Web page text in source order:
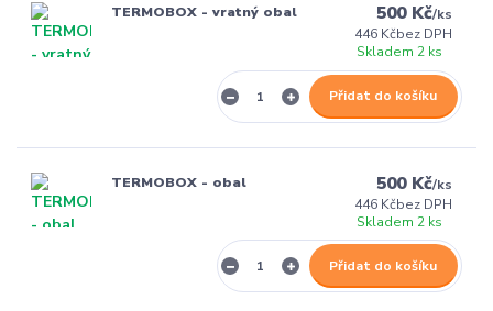
TERMOBOX - vratný obal 500 Kč/ks
446 Kčbez DPH
Skladem 2 ks
Přidat do košíku
TERMOBOX - obal 500 Kč/ks
446 Kčbez DPH
Skladem 2 ks
Přidat do košíku